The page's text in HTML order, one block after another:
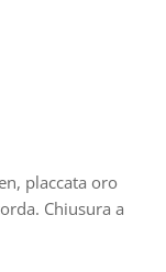
placcata oro
Chiusura a